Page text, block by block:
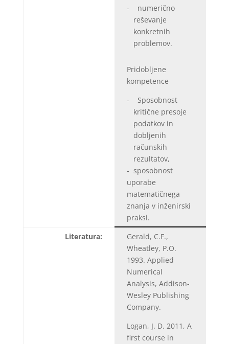
- numerično
reševanje
konkretnih
problemov.
Pridobljene
kompetence
- Sposobnost
kritične presoje
podatkov in
dobljenih
računskih
rezultatov,
- sposobnost
uporabe
matematičnega
znanja v inženirski
praksi.
Literatura:
Gerald, C.F.,
Wheatley, P.O.
1993. Applied
Numerical
Analysis, Addison-
Wesley Publishing
Company.
Logan, J. D. 2011, A
first course in